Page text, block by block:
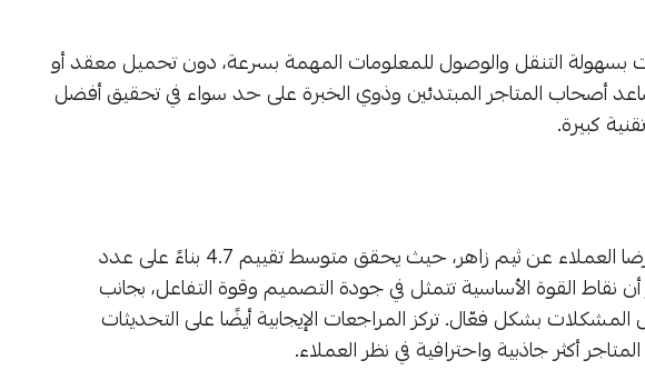
بسهولة التنقل والوصول للمعلومات المهمة بسرعة، دون تحميل معقد أو
أصحاب المتاجر المبتدئين وذوي الخبرة على حد سواء في تحقيق أفضل
كبيرة.
تظهر التقييمات على متجر ثيمات سلة رضا العملاء عن ثيم زاهر، حيث يحقق متوسط تقييم 4.7 بناءً على عدد
التجار أن نقاط القوة الأساسية تتمثل في جودة التصميم وقوة التفاعل، بجانب
بشكل فعّال. تركز المراجعات الإيجابية أيضًا على التحديثات
أكثر جاذبية واحترافية في نظر العملاء.